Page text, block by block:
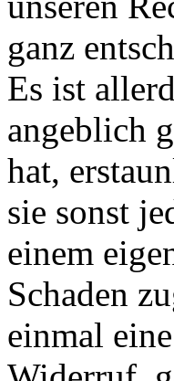
ganz
Es ist
angeblich
hat,
sie sonst
einem
Schaden
einmal